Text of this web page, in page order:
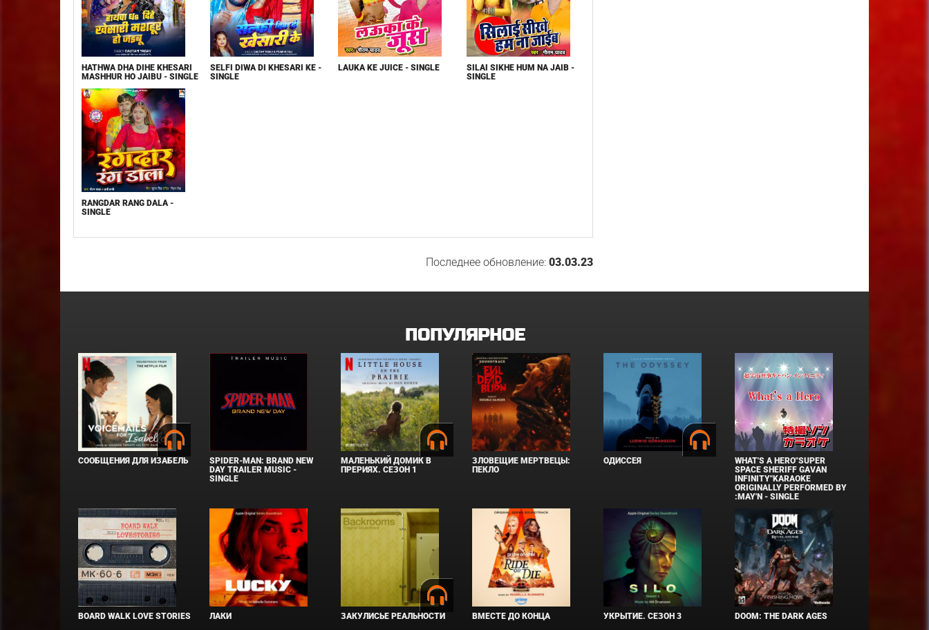
HATHWA DHA DIHE KHESARI
MASHHUR HO JAIBU - SINGLE
SELFI DIWA DI KHESARI KE -
SINGLE
LAUKA KE JUICE - SINGLE
SILAI SIKHE HUM NA JAIB -
SINGLE
RANGDAR RANG DALA -
SINGLE
Последнее обновление: 03.03.23
ПОПУЛЯРНОЕ
СООБЩЕНИЯ ДЛЯ ИЗАБЕЛЬ
SPIDER-MAN: BRAND NEW
DAY TRAILER MUSIC -
SINGLE
МАЛЕНЬКИЙ ДОМИК В
ПРЕРИЯХ. СЕЗОН 1
ЗЛОВЕЩИЕ МЕРТВЕЦЫ:
ПЕКЛО
ОДИССЕЯ
WHAT'S A HERO"SUPER
SPACE SHERIFF GAVAN
INFINITY"KARAOKE
ORIGINALLY PERFORMED BY
:MAY'N - SINGLE
BOARD WALK LOVE STORIES ЛАКИ ЗАКУЛИСЬЕ РЕАЛЬНОСТИ ВМЕСТЕ ДО КОНЦА УКРЫТИЕ. СЕЗОН 3 DOOM: THE DARK AGES